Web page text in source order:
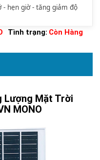
- hẹn giờ - tăng giảm độ
Tình trạng: Còn Hàng
Lượng Mặt Trời
MONO